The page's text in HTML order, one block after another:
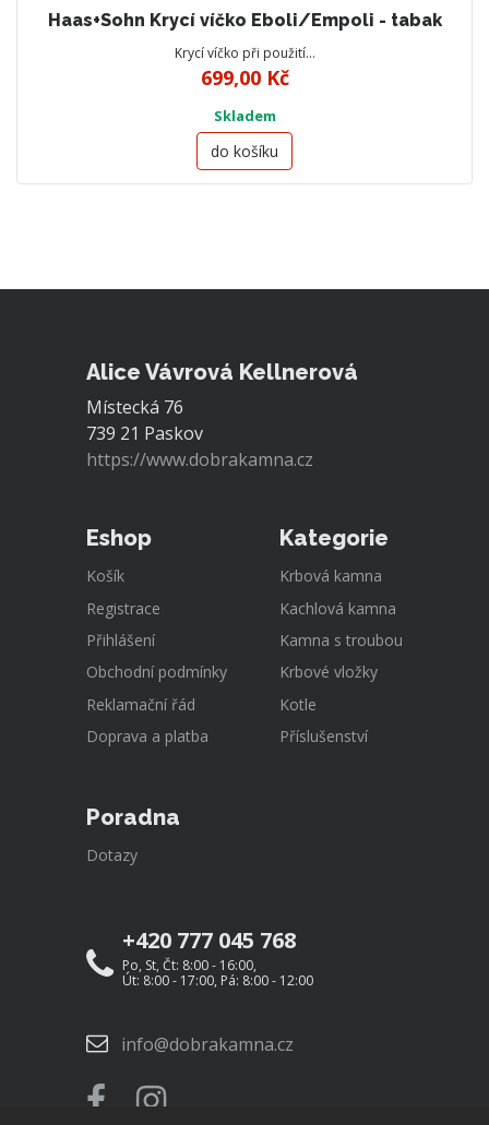
Haas+Sohn Krycí víčko Eboli/Empoli - tabak
Krycí víčko při použití…
699,00 Kč
Skladem
do košíku
Alice Vávrová Kellnerová
Místecká 76
739 21 Paskov
https://www.dobrakamna.cz
Eshop
Košík
Registrace
Přihlášení
Obchodní podmínky
Reklamační řád
Doprava a platba
Kategorie
Krbová kamna
Kachlová kamna
Kamna s troubou
Krbové vložky
Kotle
Příslušenství
Poradna
Dotazy
+420 777 045 768
Po, St, Čt: 8:00 - 16:00,
Út: 8:00 - 17:00, Pá: 8:00 - 12:00
info@dobrakamna.cz